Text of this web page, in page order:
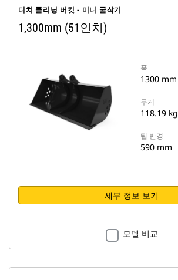
디치 클리닝 버킷 - 미니 굴삭기
1,300mm (51인치)
폭
1300 mm
무게
118.19 kg
팁 반경
590 mm
세부 정보 보기
모델 비교